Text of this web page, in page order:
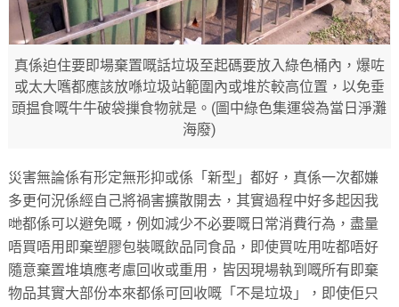
真係迫住要即場棄置嘅話垃圾至起碼要放入綠色桶內，爆咗
或太大嚿都應該放喺垃圾站範圍內或堆於較高位置，以免垂
頭揾食嘅牛牛破袋摷食物就是。(圖中綠色集運袋為當日淨灘
海廢)
災害無論係有形定無形抑或係「新型」都好，真係一次都嫌
多更何況係經自己將禍害擴散開去，其實過程中好多起因我
哋都係可以避免嘅，例如減少不必要嘅日常消費行為，盡量
唔買唔用即棄塑膠包裝嘅飲品同食品，即使買咗用咗都唔好
隨意棄置堆填應考慮回收或重用，皆因現場執到嘅所有即棄
物品其實大部份本來都係可回收嘅「不是垃圾」，即使佢只